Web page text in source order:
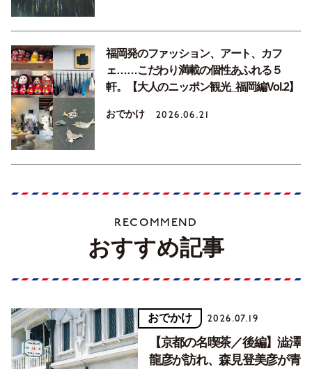
福岡発のファッション、アート、カフ
ェ……こだわり満載の個性あふれる５
軒。【大人のニッポン観光_福岡編Vol.2】
おでかけ 2026.06.21
RECOMMEND
おすすめ記事
おでかけ 2026.07.19
【京都の名喫茶／後編】澁澤
龍彦が訪れ、森見登美彦が青